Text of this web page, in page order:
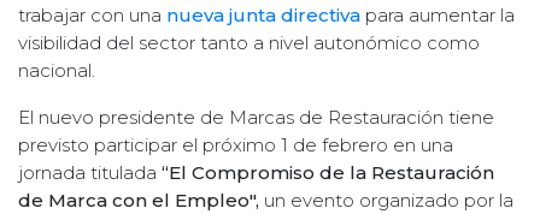
trabajar con una nueva junta directiva para aumentar la
visibilidad del sector tanto a nivel autonómico como
nacional.
El nuevo presidente de Marcas de Restauración tiene
previsto participar el próximo 1 de febrero en una
jornada titulada “El Compromiso de la Restauración
de Marca con el Empleo", un evento organizado por la